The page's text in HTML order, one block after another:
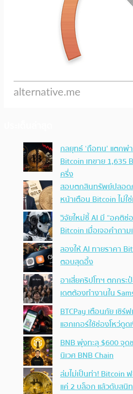
กลยุทธ์ ‘ถือทน’ แตก
Bitcoin เทขาย 1,635
ครึ่ง
สอบตกสินทรัพย์ปลอด
หน้าเตือน Bitcoin ไม่
วิจัยใหม่ชี้ AI มี “อคติซ่
Bitcoin เมื่อเจอคำถา
ลองให้ AI ทายราคา
ตอบสุดอึ้ง
อาเสี่ยคริปโทฯ ตกกระ
เดตต้องทำงานใน
BTCPay เตือนภัย เซิร์
แฮกเกอร์ใช้ช่องโหว่ดู
BNB พุ่งทะลุ $600 จุด
นิเวศ BNB Chain
ล่มไม่เป็นท่า! Bitcoin
แค่ 2 บล็อก แล้วดับสนิท